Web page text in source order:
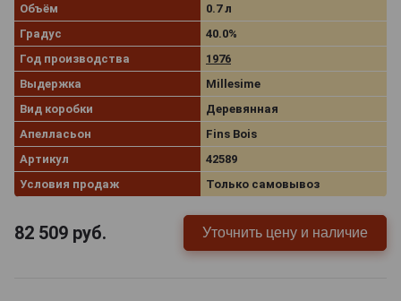
Объём
0.7 л
Градус
40.0%
Год производства
1976
Выдержка
Millesime
Вид коробки
Деревянная
Апелласьон
Fins Bois
Артикул
42589
Условия продаж
Только самовывоз
82 509 руб. Уточнить цену и наличие